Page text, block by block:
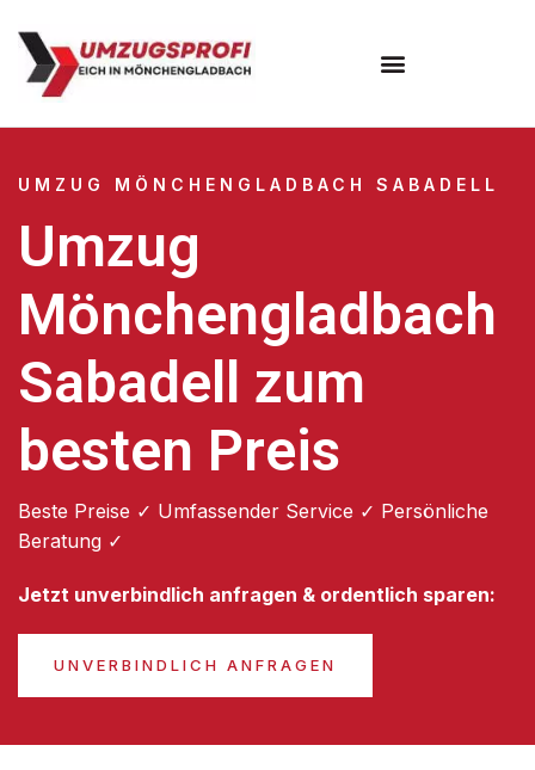
UMZUG MÖNCHENGLADBACH SABADELL
Umzug
Mönchengladbach
Sabadell zum
besten Preis
Beste Preise ✓ Umfassender Service ✓ Persönliche
Beratung ✓
Jetzt unverbindlich anfragen & ordentlich sparen:
UNVERBINDLICH ANFRAGEN